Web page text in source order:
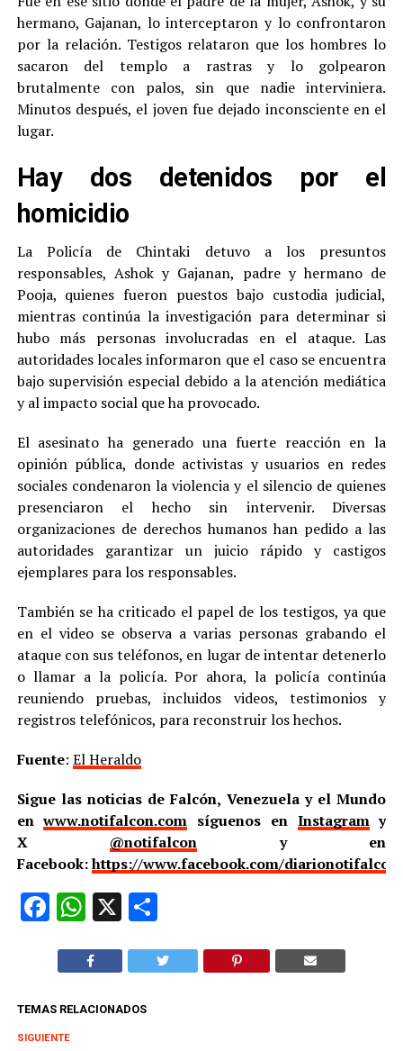
hermano, Gajanan, lo interceptaron y lo confrontaron
por la relación. Testigos relataron que los hombres lo
sacaron del templo a rastras y lo golpearon
brutalmente con palos, sin que nadie interviniera.
Minutos después, el joven fue dejado inconsciente en el
lugar.
Hay dos detenidos por el
homicidio
La Policía de Chintaki detuvo a los presuntos
responsables, Ashok y Gajanan, padre y hermano de
Pooja, quienes fueron puestos bajo custodia judicial,
mientras continúa la investigación para determinar si
hubo más personas involucradas en el ataque. Las
autoridades locales informaron que el caso se encuentra
bajo supervisión especial debido a la atención mediática
y al impacto social que ha provocado.
El asesinato ha generado una fuerte reacción en la
opinión pública, donde activistas y usuarios en redes
sociales condenaron la violencia y el silencio de quienes
presenciaron el hecho sin intervenir. Diversas
organizaciones de derechos humanos han pedido a las
autoridades garantizar un juicio rápido y castigos
ejemplares para los responsables.
También se ha criticado el papel de los testigos, ya que
en el video se observa a varias personas grabando el
ataque con sus teléfonos, en lugar de intentar detenerlo
o llamar a la policía. Por ahora, la policía continúa
reuniendo pruebas, incluidos videos, testimonios y
registros telefónicos, para reconstruir los hechos.
Fuente: El Heraldo
Sigue las noticias de Falcón, Venezuela y el Mundo
enwww.notifalcon.com síguenos en Instagramy
X @notifalcon y en
Facebook:https://www.facebook.com/
Facebook
WhatsApp
X
TEMAS RELACIONADOS
SIGUIENTE